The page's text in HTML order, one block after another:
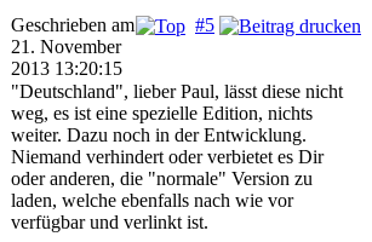
#5
Geschrieben am
21. November
2013 13:20:15
"Deutschland", lieber Paul, lässt diese nicht
weg, es ist eine spezielle Edition, nichts
weiter. Dazu noch in der Entwicklung.
Niemand verhindert oder verbietet es Dir
oder anderen, die "normale" Version zu
laden, welche ebenfalls nach wie vor
verfügbar und verlinkt ist.